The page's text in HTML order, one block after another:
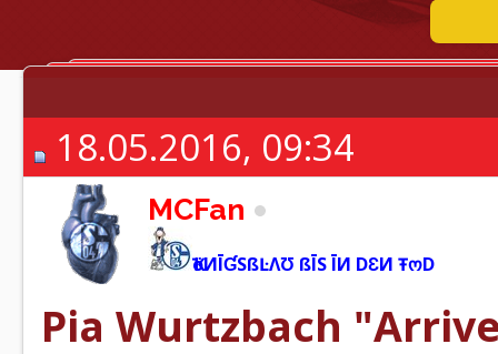
18.05.2016, 09:34
MCFan
ҠöИĪƓSßĿΛƱ ßĪS ĪИ DƐИ ŦოD
Pia Wurtzbach